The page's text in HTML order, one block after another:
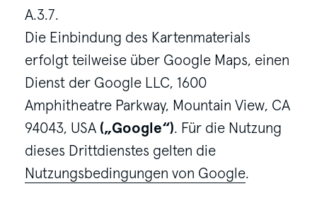
A.3.7.
Die Einbindung des Kartenmaterials
erfolgt teilweise über Google Maps, einen
Dienst der Google LLC, 1600
Amphitheatre Parkway, Mountain View, CA
94043, USA („Google“). Für die Nutzung
dieses Drittdienstes gelten die
Nutzungsbedingungen von Google.